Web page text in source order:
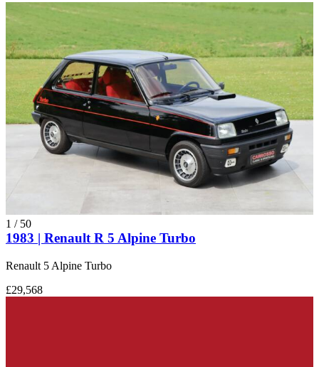
1 / 50
1983 | Renault R 5 Alpine Turbo
Renault 5 Alpine Turbo
£29,568